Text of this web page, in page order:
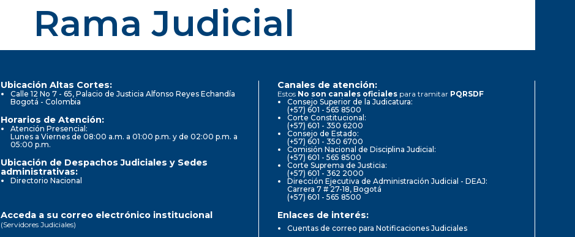
Rama Judicial
Ubicación Altas Cortes:
Calle 12 No 7 - 65, Palacio de Justicia Alfonso Reyes Echandía
Bogotá - Colombia
Horarios de Atención:
Atención Presencial:
Lunes a Viernes de 08:00 a.m. a 01:00 p.m. y de 02:00 p.m. a
05:00 p.m.
Ubicación de Despachos Judiciales y Sedes
administrativas:
Directorio Nacional
Canales de atención:
Estos No son canales oficiales para tramitar PQRSDF
Consejo Superior de la Judicatura:
(+57) 601 - 565 8500
Corte Constitucional:
(+57) 601 - 350 6200
Consejo de Estado:
(+57) 601 - 350 6700
Comisión Nacional de Disciplina Judicial:
(+57) 601 - 565 8500
Corte Suprema de Justicia:
(+57) 601 - 362 2000
Dirección Ejecutiva de Administración Judicial - DEAJ:
Carrera 7 # 27-18, Bogotá
(+57) 601 - 565 8500
Acceda a su correo electrónico institucional
(Servidores Judiciales)
Enlaces de interés:
Cuentas de correo para Notificaciones Judiciales